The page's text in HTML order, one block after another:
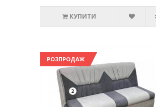
КУПИТИ
РОЗПРОДАЖ